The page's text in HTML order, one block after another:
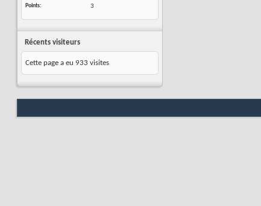
Points
3
Récents visiteurs
Cette page a eu 933 visites